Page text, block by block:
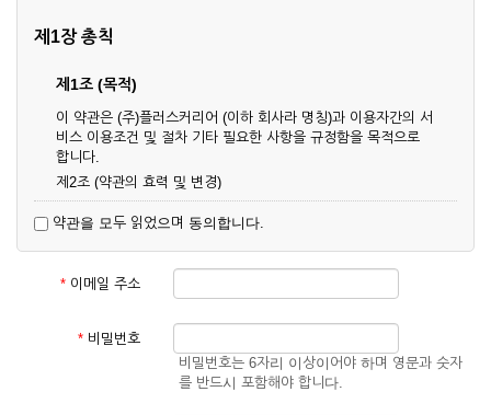
제1장 총칙
제1조 (목적)
이 약관은 (주)플러스커리어 (이하 회사라 명칭)과 이용자간의 서
비스 이용조건 및 절차 기타 필요한 사항을 규정함을 목적으로
합니다.
제2조 (약관의 효력 및 변경)
업상 중요 하거나 합리적인 사유가 발생할 경우 온라인 공사를
통하여 변경할 수 있습니다.
② 회원은 변경된 약관에 동의하지 않을 경우 서비스 이용을 중
단하고 이용계약을 해지할 수 있습니다. 약관의 효력 발생일 이
것으로 간주됩니다.
제3조 (약관의 외 준칙)
약관을 모두 읽었으며 동의합니다.
* 이메일 주소
* 비밀번호
비밀번호는 6자리 이상이어야 하며 영문과 숫자
를 반드시 포함해야 합니다.